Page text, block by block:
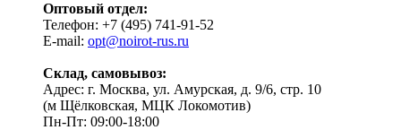
Оптовый отдел:
Телефон: +7 (495) 741-91-52
E-mail: opt@noirot-rus.ru
Склад, самовывоз:
Адрес: г. Москва, ул. Амурская, д. 9/6, стр. 10
(м Щёлковская, МЦК Локомотив)
Пн-Пт: 09:00-18:00